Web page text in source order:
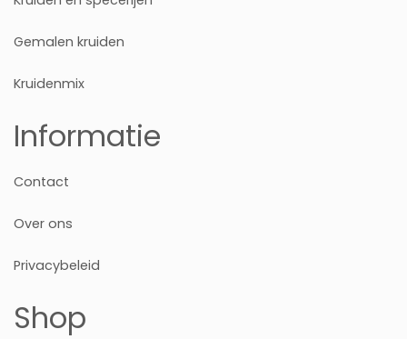
Gemalen kruiden
Kruidenmix
Informatie
Contact
Over ons
Privacybeleid
Shop